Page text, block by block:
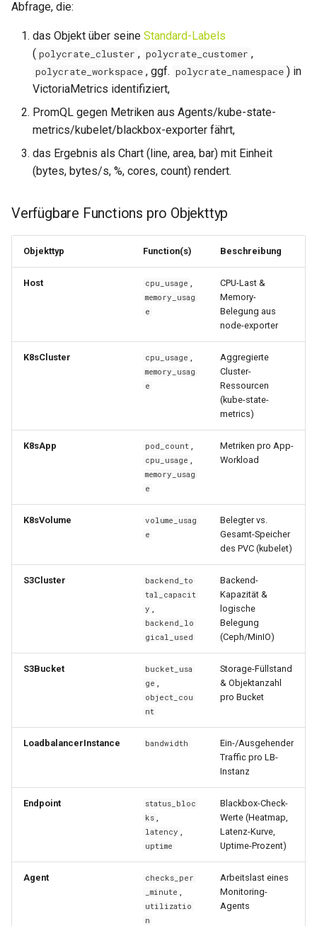
Abfrage, die:
das Objekt über seine Standard-Labels
( polycrate_cluster , polycrate_customer ,
polycrate_workspace , ggf. polycrate_namespace ) in
VictoriaMetrics identifiziert,
PromQL gegen Metriken aus Agents/kube-state-
metrics/kubelet/blackbox-exporter fährt,
das Ergebnis als Chart (line, area, bar) mit Einheit
(bytes, bytes/s, %, cores, count) rendert.
Verfügbare Functions pro Objekttyp
Objekttyp Function(s) Beschreibung
Host cpu_usage
memory_usag
e
CPU-Last &
Memory-
Belegung aus
node-exporter
K8sCluster cpu_usage
memory_usag
e
Aggregierte
Cluster-
Ressourcen
(kube-state-
metrics)
K8sApp pod_count
cpu_usage
memory_usag
e
Metriken pro App-
Workload
K8sVolume
volume_usag
e
Belegter vs.
Gesamt-Speicher
des PVC (kubelet)
S3Cluster
backend_to
tal_capacit
y
backend_lo
gical_used
Backend-
Kapazität &
logische
Belegung
(Ceph/MinIO)
S3Bucket
bucket_usa
ge
object_cou
nt
Storage-Füllstand
& Objektanzahl
pro Bucket
LoadbalancerInstance bandwidth
Ein-/Ausgehender
Traffic pro LB-
Instanz
Endpoint
status_bloc
ks
latency
uptime
Blackbox-Check-
Werte (Heatmap,
Latenz-Kurve,
Uptime-Prozent)
Agent
checks_per
_minute
utilizatio
n
Arbeitslast eines
Monitoring-
Agents